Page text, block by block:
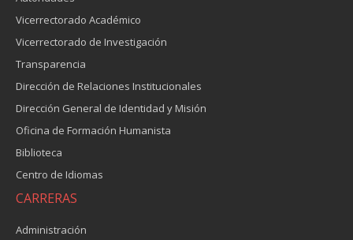
Vicerrectorado Académico
Vicerrectorado de Investigación
Transparencia
Dirección de Relaciones Institucionales
Dirección General de Identidad y Misión
Oficina de Formación Humanista
Biblioteca
Centro de Idiomas
CARRERAS
Administración